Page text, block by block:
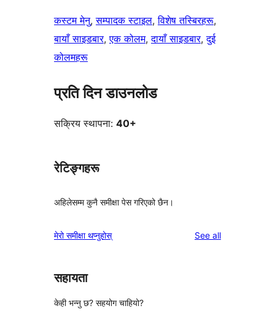
कस्टम मेनु, सम्पादक स्टाइल, विशेष तस्बिरहरू
बायाँ साइडबार, एक कोलम, दायाँ साइडबार, दुई
कोलमहरू
प्रति दिन डाउनलोड
सक्रिय स्थापना: 40+
रेटिङ्गहरू
अहिलेसम्म कुनै समीक्षा पेस गरिएको छैन।
मेरो समीक्षा थप्नुहोस् See allreviews
सहायता
केही भन्नु छ? सहयोग चाहियो?